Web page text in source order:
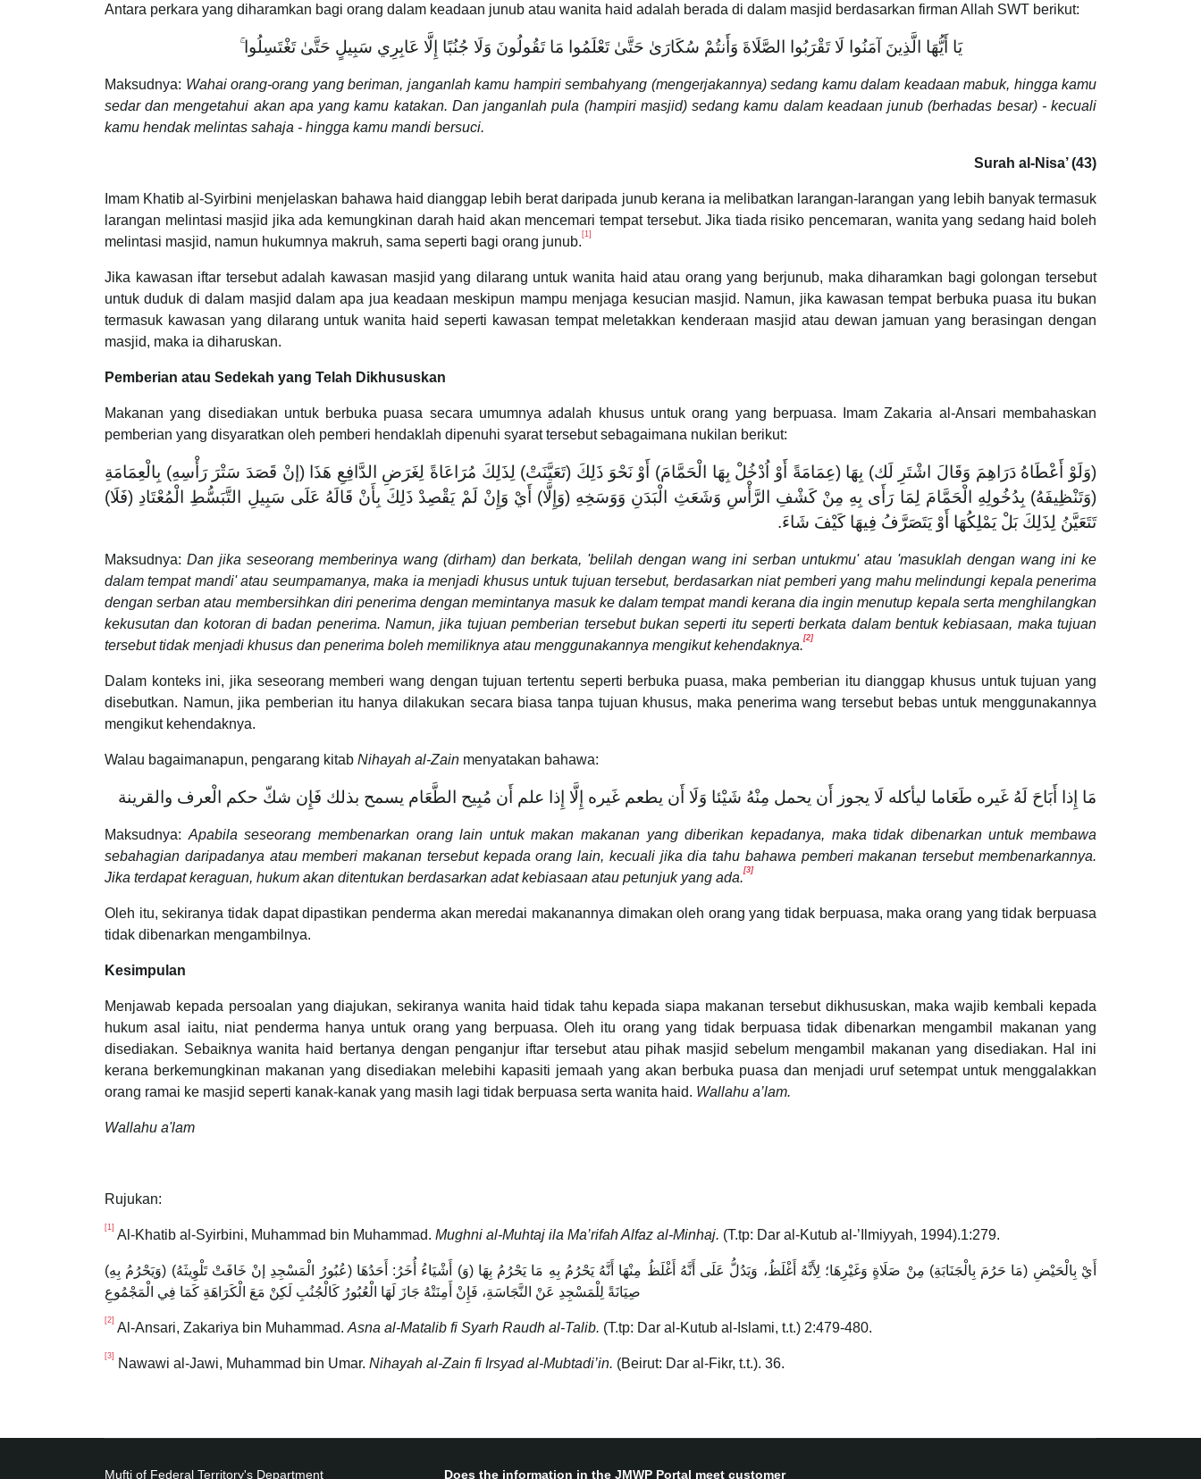
Antara perkara yang diharamkan bagi orang dalam keadaan junub atau wanita haid adalah berada di dalam masjid berdasarkan firman Allah SWT berikut:
يَا أَيُّهَا الَّذِينَ آمَنُوا لَا تَقْرَبُوا الصَّلَاةَ وَأَنتُمْ سُكَارَىٰ حَتَّىٰ تَعْلَمُوا مَا تَقُولُونَ وَلَا جُنُبًا إِلَّا عَابِرِي سَبِيلٍ حَتَّىٰ تَغْتَسِلُوا ۚ
Maksudnya: Wahai orang-orang yang beriman, janganlah kamu hampiri sembahyang (mengerjakannya) sedang kamu dalam keadaan mabuk, hingga kamu
sedar dan mengetahui akan apa yang kamu katakan. Dan janganlah pula (hampiri masjid) sedang kamu dalam keadaan junub (berhadas besar) - kecuali
kamu hendak melintas sahaja - hingga kamu mandi bersuci.
Surah al-Nisa’ (43)
Imam Khatib al-Syirbini menjelaskan bahawa haid dianggap lebih berat daripada junub kerana ia melibatkan larangan-larangan yang lebih banyak termasuk
larangan melintasi masjid jika ada kemungkinan darah haid akan mencemari tempat tersebut. Jika tiada risiko pencemaran, wanita yang sedang haid boleh
melintasi masjid, namun hukumnya makruh, sama seperti bagi orang junub. [1]
Jika kawasan iftar tersebut adalah kawasan masjid yang dilarang untuk wanita haid atau orang yang berjunub, maka diharamkan bagi golongan tersebut
untuk duduk di dalam masjid dalam apa jua keadaan meskipun mampu menjaga kesucian masjid. Namun, jika kawasan tempat berbuka puasa itu bukan
termasuk kawasan yang dilarang untuk wanita haid seperti kawasan tempat meletakkan kenderaan masjid atau dewan jamuan yang berasingan dengan
masjid, maka ia diharuskan.
Pemberian atau Sedekah yang Telah Dikhususkan
Makanan yang disediakan untuk berbuka puasa secara umumnya adalah khusus untuk orang yang berpuasa. Imam Zakaria al-Ansari membahaskan
pemberian yang disyaratkan oleh pemberi hendaklah dipenuhi syarat tersebut sebagaimana nukilan berikut:
(وَلَوْ أَعْطَاهُ دَرَاهِمَ وَقَالَ اشْتَرِ لَك) بِهَا (عِمَامَةً أَوْ اُدْخُلْ بِهَا الْحَمَّامَ) أَوْ نَحْوَ ذَلِكَ (تَعَيَّنَتْ) لِذَلِكَ مُرَاعَاةً لِغَرَضِ الدَّافِعِ هَذَا (إنْ قَصَدَ سَتْرَ رَأْسِهِ) بِالْعِمَامَةِ
(وَتَنْظِيفَهُ) بِدُخُولِهِ الْحَمَّامَ لِمَا رَأَى بِهِ مِنْ كَشْفِ الرَّأْسِ وَشَعَثِ الْبَدَنِ وَوَسَخِهِ (وَإِلَّا) أَيْ وَإِنْ لَمْ يَقْصِدْ ذَلِكَ بِأَنْ قَالَهُ عَلَى سَبِيلِ التَّبَسُّطِ الْمُعْتَادِ (فَلَا)
تَتَعَيَّنُ لِذَلِكَ بَلْ يَمْلِكُهَا أَوْ يَتَصَرَّفُ فِيهَا كَيْفَ شَاءَ.
Maksudnya: Dan jika seseorang memberinya wang (dirham) dan berkata, 'belilah dengan wang ini serban untukmu' atau 'masuklah dengan wang ini ke
dalam tempat mandi' atau seumpamanya, maka ia menjadi khusus untuk tujuan tersebut, berdasarkan niat pemberi yang mahu melindungi kepala penerima
dengan serban atau membersihkan diri penerima dengan memintanya masuk ke dalam tempat mandi kerana dia ingin menutup kepala serta menghilangkan
kekusutan dan kotoran di badan penerima. Namun, jika tujuan pemberian tersebut bukan seperti itu seperti berkata dalam bentuk kebiasaan, maka tujuan
tersebut tidak menjadi khusus dan penerima boleh memiliknya atau menggunakannya mengikut kehendaknya.[2]
Dalam konteks ini, jika seseorang memberi wang dengan tujuan tertentu seperti berbuka puasa, maka pemberian itu dianggap khusus untuk tujuan yang
disebutkan. Namun, jika pemberian itu hanya dilakukan secara biasa tanpa tujuan khusus, maka penerima wang tersebut bebas untuk menggunakannya
mengikut kehendaknya.
Walau bagaimanapun, pengarang kitab Nihayah al-Zain menyatakan bahawa:
مَا ‌إِذا ‌أَبَاحَ ‌لَهُ ‌غَيره ‌طَعَاما ‌ليأكله ‌لَا ‌يجوز ‌أَن ‌يحمل ‌مِنْهُ ‌شَيْئا ‌وَلَا ‌أَن ‌يطعم ‌غَيره ‌إِلَّا ‌إِذا ‌علم ‌أَن ‌مُبِيح ‌الطَّعَام ‌يسمح ‌بذلك فَإِن شكّ حكم الْعرف والقرينة
Maksudnya: Apabila seseorang membenarkan orang lain untuk makan makanan yang diberikan kepadanya, maka tidak dibenarkan untuk membawa
sebahagian daripadanya atau memberi makanan tersebut kepada orang lain, kecuali jika dia tahu bahawa pemberi makanan tersebut membenarkannya.
Jika terdapat keraguan, hukum akan ditentukan berdasarkan adat kebiasaan atau petunjuk yang ada.[3]
Oleh itu, sekiranya tidak dapat dipastikan penderma akan meredai makanannya dimakan oleh orang yang tidak berpuasa, maka orang yang tidak berpuasa
tidak dibenarkan mengambilnya.
Kesimpulan
Menjawab kepada persoalan yang diajukan, sekiranya wanita haid tidak tahu kepada siapa makanan tersebut dikhususkan, maka wajib kembali kepada
hukum asal iaitu, niat penderma hanya untuk orang yang berpuasa. Oleh itu orang yang tidak berpuasa tidak dibenarkan mengambil makanan yang
disediakan. Sebaiknya wanita haid bertanya dengan penganjur iftar tersebut atau pihak masjid sebelum mengambil makanan yang disediakan. Hal ini
kerana berkemungkinan makanan yang disediakan melebihi kapasiti jemaah yang akan berbuka puasa dan menjadi uruf setempat untuk menggalakkan
orang ramai ke masjid seperti kanak-kanak yang masih lagi tidak berpuasa serta wanita haid. Wallahu a’lam.
Wallahu a'lam
Rujukan:
[1] Al-Khatib al-Syirbini, Muhammad bin Muhammad. Mughni al-Muhtaj ila Ma’rifah Alfaz al-Minhaj. (T.tp: Dar al-Kutub al-’Ilmiyyah, 1994).1:279.
(وَيَحْرُمُ بِهِ) أَيْ بِالْحَيْضِ (مَا حَرُمَ بِالْجَنَابَةِ) مِنْ صَلَاةٍ وَغَيْرِهَا؛ لِأَنَّهُ أَغْلَظُ، وَيَدُلُّ عَلَى أَنَّهُ أَغْلَظُ مِنْهَا أَنَّهُ يَحْرُمُ بِهِ مَا يَحْرُمُ بِهَا (وَ) أَشْيَاءُ أُخَرُ: أَحَدُهَا (عُبُورُ الْمَسْجِدِ إنْ خَافَتْ تَلْوِيثَهُ)
صِيَانَةً لِلْمَسْجِدِ عَنْ النَّجَاسَةِ، فَإِنْ أَمِنَتْهُ جَازَ لَهَا الْعُبُورُ كَالْجُنُبِ لَكِنْ مَعَ الْكَرَاهَةِ كَمَا فِي الْمَجْمُوعِ
[2] Al-Ansari, Zakariya bin Muhammad. Asna al-Matalib fi Syarh Raudh al-Talib. (T.tp: Dar al-Kutub al-Islami, t.t.) 2:479-480.
[3] Nawawi al-Jawi, Muhammad bin Umar. Nihayah al-Zain fi Irsyad al-Mubtadi’in. (Beirut: Dar al-Fikr, t.t.). 36.
Mufti of Federal Territory's Department Does the information in the JMWP Portal meet customer